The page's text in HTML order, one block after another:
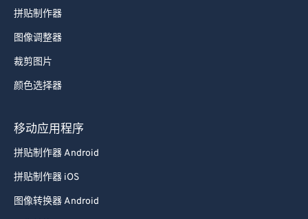
拼贴制作器
图像调整器
裁剪图片
颜色选择器
移动应用程序
拼贴制作器 Android
拼贴制作器 iOS
图像转换器 Android